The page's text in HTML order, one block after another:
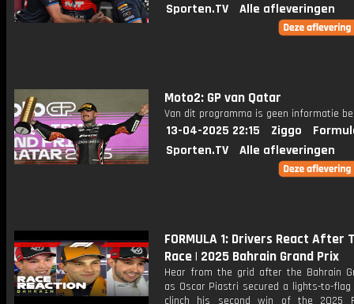
Sporten.TV
Alle afleveringen
Moto2: GP van Qatar
Van dit programma is geen informatie
13-04-2025 22:15 Ziggo
Sporten.TV
Alle afleveringen
FORMULA 1: Drivers React After
Race | 2025 Bahrain Grand Prix
Hear from the grid after the Bahrain
as Oscar Piastri secured a lights-to-
clinch his second win of the 2025